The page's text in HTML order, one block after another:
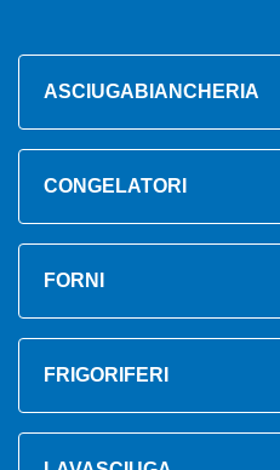
ASCIUGABIANCHERIA
CONGELATORI
FORNI
FRIGORIFERI